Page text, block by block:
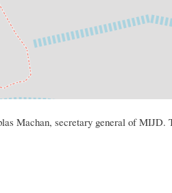
Machan, secretary general of MIJD.